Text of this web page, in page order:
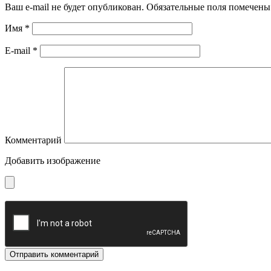
Ваш e-mail не будет опубликован. Обязательные поля
Имя *
E-mail *
Комментарий
Добавить изображение